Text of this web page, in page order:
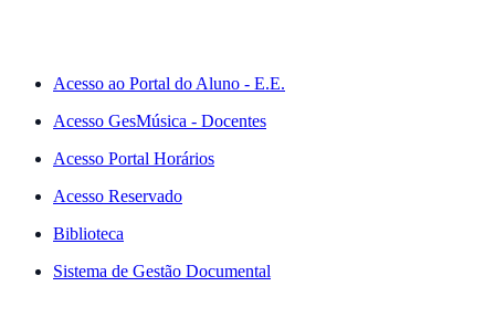
Acesso ao Portal do Aluno - E.E.
Acesso GesMúsica - Docentes
Acesso Portal Horários
Acesso Reservado
Biblioteca
Sistema de Gestão Documental